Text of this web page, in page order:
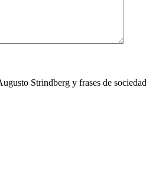
Strindberg y frases de